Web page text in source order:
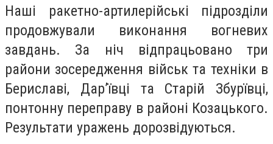
Наші ракетно-артилерійські підрозділи
продовжували виконання вогневих
завдань. За ніч відпрацьовано три
райони зосередження військ та техніки в
Бериславі, Дар’ївці та Старій Збурївці,
понтонну переправу в районі Козацького.
Результати уражень дорозвідуються.